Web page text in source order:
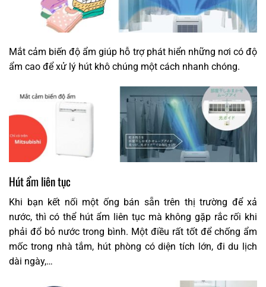
Mắt cảm biến độ ẩm giúp hỗ trợ phát hiển những nơi có độ
ẩm cao để xử lý hút khô chúng một cách nhanh chóng.
Hút ẩm liên tục
Khi bạn kết nối một ống bán sẵn trên thị trường để xả
nước, thì có thể hút ẩm liên tục mà không gặp rắc rối khi
phải đổ bỏ nước trong bình. Một điều rất tốt để chống ẩm
mốc trong nhà tắm, hút phòng có diện tích lớn, đi du lịch
dài ngày,…